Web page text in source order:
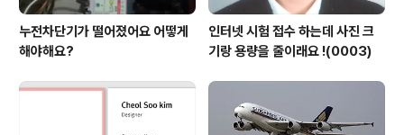
누전차단기가 떨어졌어요 어떻게
해야해요?
인터넷 시험 접수 하는데 사진 크
기랑 용량을 줄이래요 !(0003)